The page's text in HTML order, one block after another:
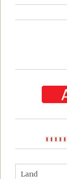
Land